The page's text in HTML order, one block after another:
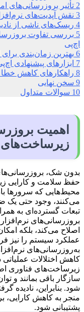
2 تأثیر بروزرسانی‌های
3 نقش آپدیت‌های
4 ریسک‌های ناشی از
5 بررسی تفاوت
اچ‌پی
6 بهترین زمان‌بندی
7 ابزارهای پیشنهادی
8 راهکارهای کاهش خطا
9 سخن نهایی
10 سوالات متداول
اهمیت
بدون شک،
حفظ سلامت و کارایی
محیط‌هایی که سرورها
می‌کنند، وجود حتی یک
تبعات گسترده‌ای به
بروزرسانی‌های
اصلاح می‌کند، بلکه
عملکرد سیستم را نیز
به‌روزرسانی‌های
کاهش اختلالات
زیرساخت‌های فناوری
سازگار باقی بمانند و
شود. بنابراین، نادیده
منجر به کاهش کارایی،
پشتیبانی شود.